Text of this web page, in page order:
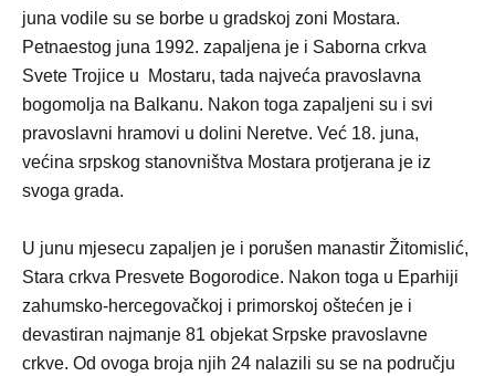
juna vodile su se borbe u gradskoj zoni Mostara.
Petnaestog juna 1992. zapaljena je i Saborna crkva
Svete Trojice u
Mostaru, tada najveća pravoslavna
bogomolja na Balkanu. Nakon toga zapaljeni su i svi
pravoslavni hramovi u dolini Neretve. Već 18. juna,
većina srpskog stanovništva Mostara protjerana je iz
svoga grada.
U junu mjesecu zapaljen je i porušen manastir Žitomislić,
Stara crkva Presvete Bogorodice. Nakon toga u Eparhiji
zahumsko-hercegovačkoj i primorskoj oštećen je i
devastiran najmanje 81 objekat Srpske pravoslavne
crkve. Od ovoga broja njih 24 nalazili su se na području